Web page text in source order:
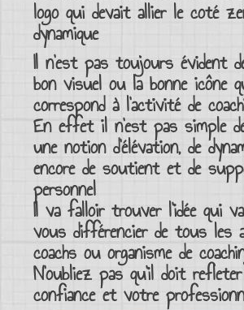
logoqui devait allier le coté
dynamique
Il n’est pas toujours évident
bonvisuel ou la bonneicône
correspond à l’activité de
En effet il n’est pas simple
une notion d’élévation, de
encore desoutient et de
personnel
Il va falloir trouver l’idée qui
vous différencier de tous les
coachs ouorganisme de
N’oubliez pas qu’il doit
confiance et votre